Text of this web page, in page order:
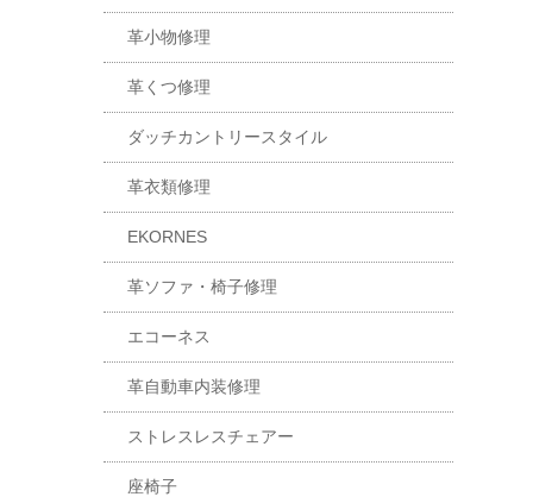
革小物修理
革くつ修理
ダッチカントリースタイル
革衣類修理
EKORNES
革ソファ・椅子修理
エコーネス
革自動車内装修理
ストレスレスチェアー
座椅子